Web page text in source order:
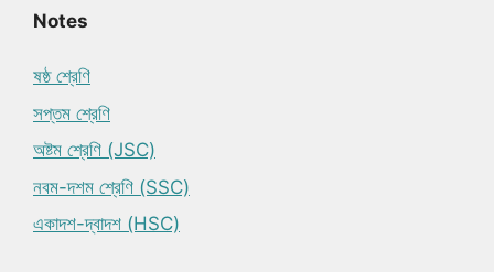
Notes
ষষ্ঠ শ্রেণি
সপ্তম শ্রেণি
অষ্টম শ্রেণি (JSC)
নবম-দশম শ্রেণি (SSC)
একাদশ-দ্বাদশ (HSC)